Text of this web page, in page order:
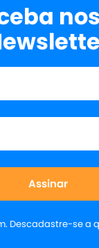
Descadastre-se a